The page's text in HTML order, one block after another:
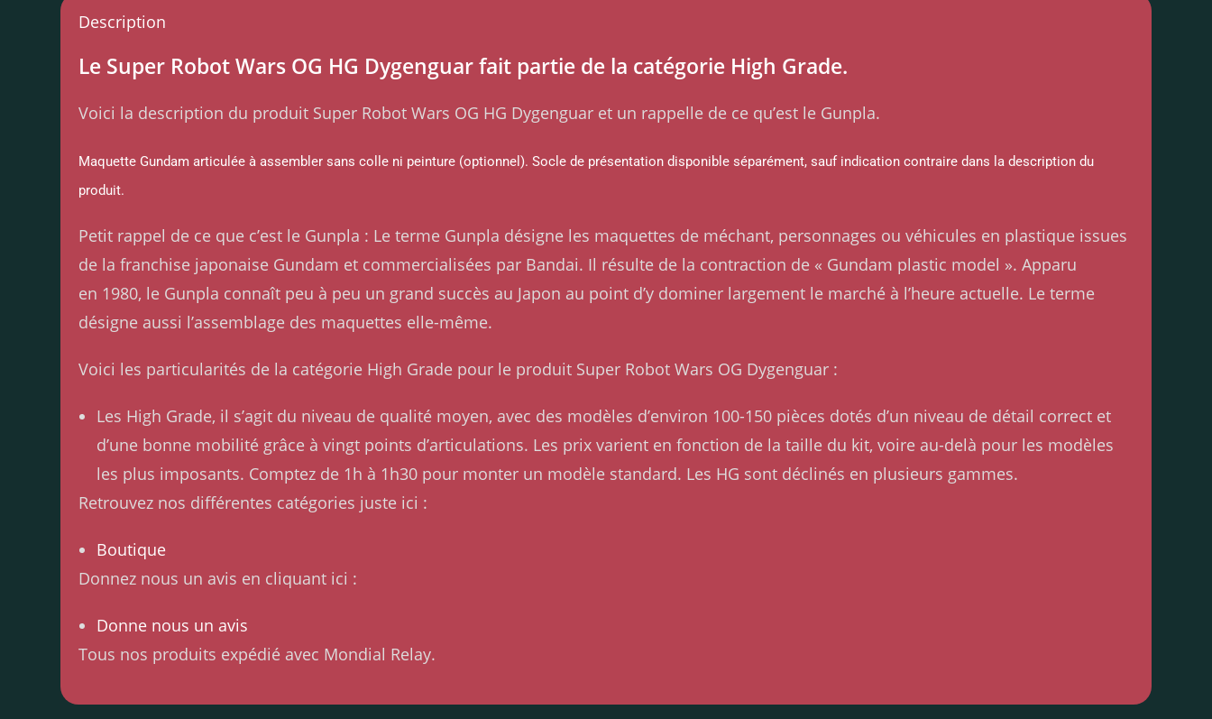
Description
Le Super Robot Wars OG HG Dygenguar fait partie de la catégorie High Grade.
Voici la description du produit Super Robot Wars OG HG Dygenguar et un rappelle de ce qu’est le Gunpla.
Maquette Gundam articulée à assembler sans colle ni peinture (optionnel). Socle de présentation disponible séparément, sauf indication contraire dans la description du
produit.
Petit rappel de ce que c’est le Gunpla : Le terme Gunpla désigne les maquettes de méchant, personnages ou véhicules en plastique issues
de la franchise japonaise Gundam et commercialisées par Bandai. Il résulte de la contraction de « Gundam plastic model ». Apparu
en 1980, le Gunpla connaît peu à peu un grand succès au Japon au point d’y dominer largement le marché à l’heure actuelle. Le terme
désigne aussi l’assemblage des maquettes elle-même.
Voici les particularités de la catégorie High Grade pour le produit Super Robot Wars OG Dygenguar :
Les High Grade, il s’agit du niveau de qualité moyen, avec des modèles d’environ 100-150 pièces dotés d’un niveau de détail correct et
d’une bonne mobilité grâce à vingt points d’articulations. Les prix varient en fonction de la taille du kit, voire au-delà pour les modèles
les plus imposants. Comptez de 1h à 1h30 pour monter un modèle standard. Les HG sont déclinés en plusieurs gammes.
Retrouvez nos différentes catégories juste ici :
Boutique
Donnez nous un avis en cliquant ici :
Donne nous un avis
Tous nos produits expédié avec Mondial Relay.